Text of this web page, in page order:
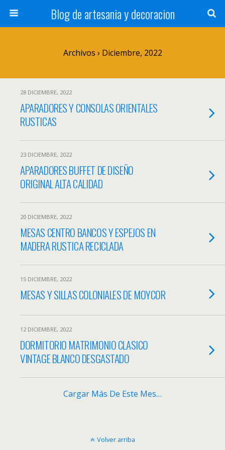
Blog de artesania y decoracion
Archivos › Diciembre, 2022
28 DICIEMBRE, 2022
APARADORES Y CONSOLAS ORIENTALES
RUSTICAS
23 DICIEMBRE, 2022
APARADORES BUFFET DE DISEÑO
ORIGINAL ALTA CALIDAD
20 DICIEMBRE, 2022
MESAS CENTRO BANCOS Y ESPEJOS EN
MADERA RUSTICA RECICLADA
15 DICIEMBRE, 2022
MESAS Y SILLAS COLONIALES DE MOYCOR
12 DICIEMBRE, 2022
DORMITORIO MATRIMONIO CLASICO
VINTAGE BLANCO DESGASTADO
Cargar Más De Este Mes…
Volver arriba